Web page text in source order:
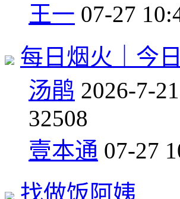
王一 07-27
每日烟火｜今
汤鹃 2026-7-21
32508
壹本通 07-27
找做饭阿姨